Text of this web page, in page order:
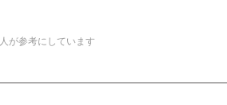
人が参考にしています